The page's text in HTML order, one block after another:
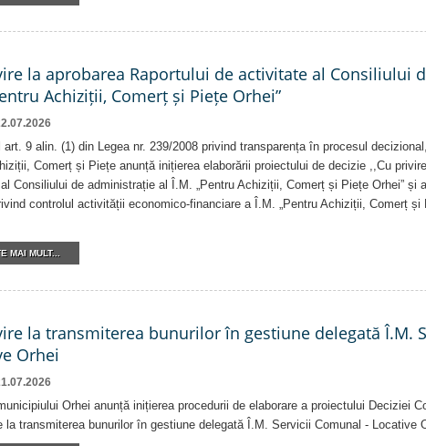
la aprobarea Raportului de activitate al Consiliului
Achiziții, Comerț și Piețe Orhei”
art. 9 alin. (1) din Legea nr. 239/2008 privind transparența în procesul
Comerț și Piețe anunță inițierea elaborării proiectului de decizie ,,Cu
Consiliului de administrație al Î.M. „Pentru Achiziții, Comerț și Piețe Orhei” și
controlul activității economico-financiare a Î.M. „Pentru Achiziții, Comerț și
MAI MULT...
la transmiterea bunurilor în gestiune delegată Î.M.
Orhei
Orhei anunță inițierea procedurii de elaborare a proiectului Deciziei
la transmiterea bunurilor în gestiune delegată Î.M. Servicii Comunal - Locative